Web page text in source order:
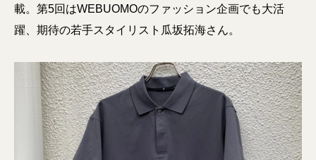
載。第5回はWEBUOMOのファッション企画でも大活
躍、期待の若手スタイリスト瓜坂拓海さん。